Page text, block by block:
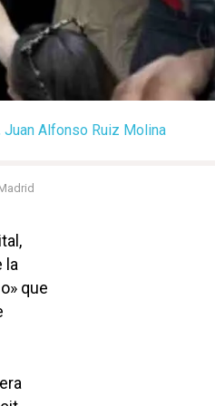
Alfonso Ruiz Molina
la
que